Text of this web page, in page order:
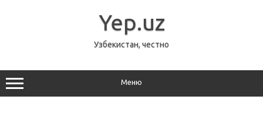
Yep.uz
Узбекистан, честно
Меню